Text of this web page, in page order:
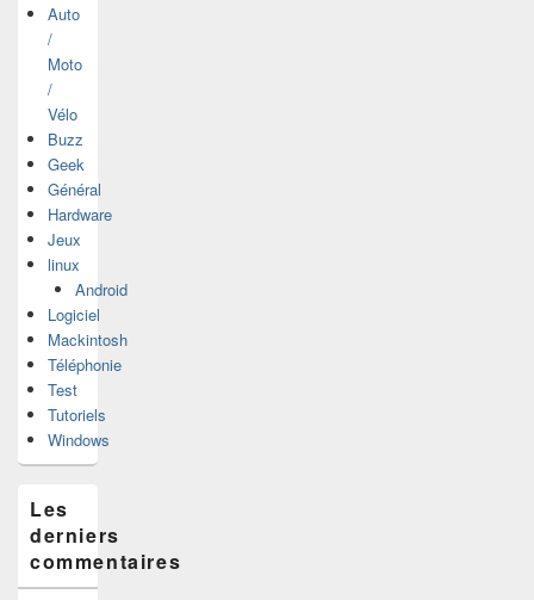
Auto
/
Moto
/
Vélo
Buzz
Geek
Général
Hardware
Jeux
linux
Android
Logiciel
Mackintosh
Téléphonie
Test
Tutoriels
Windows
Les
derniers
commentaires